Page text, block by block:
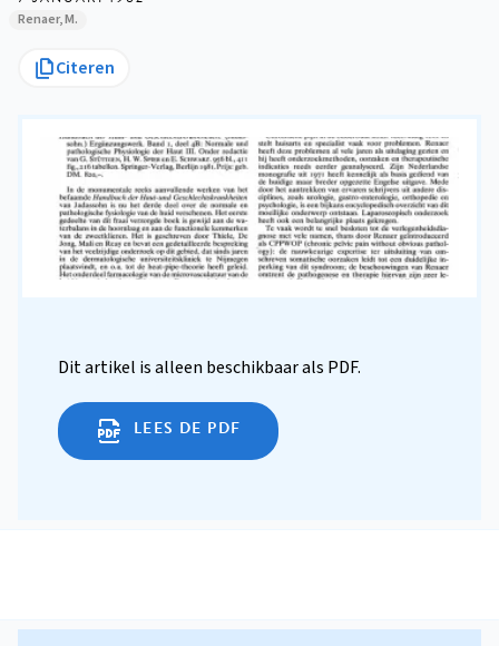
Renaer, M.
Citeren
Dit artikel is alleen beschikbaar als PDF.
LEES DE PDF